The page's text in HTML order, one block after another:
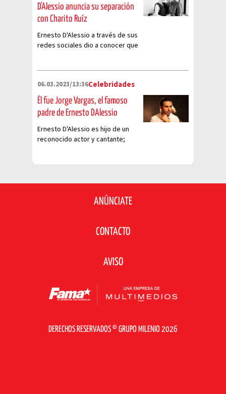
D'Alessio anuncia su separación
con Charito Ruíz
Ernesto D'Alessio a través de sus
redes sociales dio a conocer que
06.03.2023/13:36Celebridades
Él fue Jorge Vargas, el famoso
padre de Ernesto DAlessio
Ernesto D'Alessio es hijo de un
reconocido actor y cantante;
ANÚNCIATE
CONTACTO
AVISO
DERECHOS RESERVADOS © GRUPO MILENIO 2026